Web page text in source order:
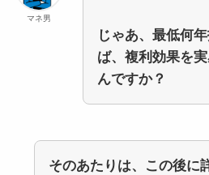
マネ男
じゃあ、最低何
ば、複利効果を
んですか？
そのあたりは、この後に